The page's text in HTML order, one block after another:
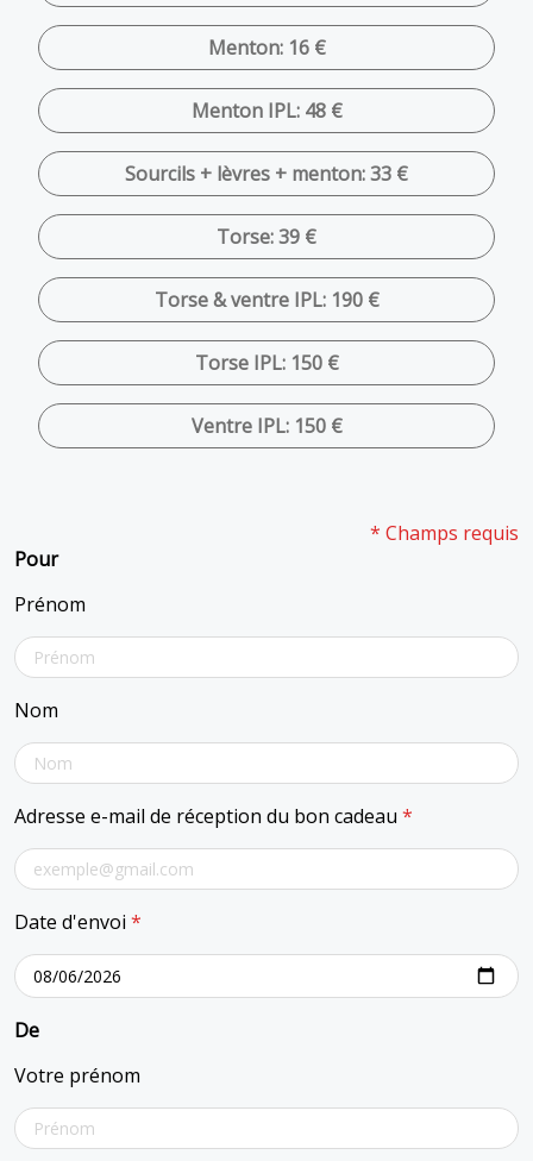
Menton: 16 €
Menton IPL: 48 €
Sourcils + lèvres + menton: 33 €
Torse: 39 €
Torse & ventre IPL: 190 €
Torse IPL: 150 €
Ventre IPL: 150 €
* Champs requis
Pour
Prénom
Nom
Adresse e-mail de réception du bon cadeau *
Date d'envoi *
De
Votre prénom